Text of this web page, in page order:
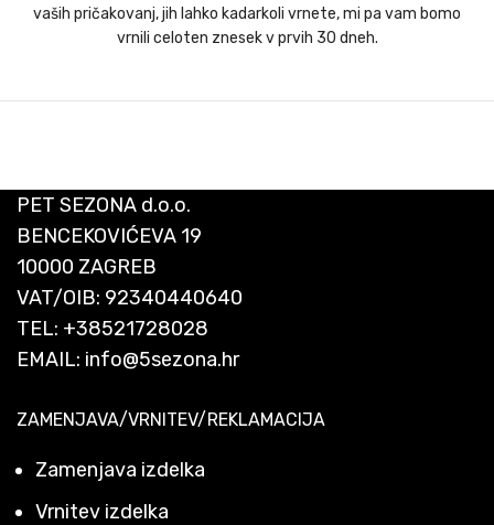
vaših pričakovanj, jih lahko kadarkoli vrnete, mi pa vam bomo
vrnili celoten znesek v prvih 30 dneh.
PET SEZONA d.o.o.
BENCEKOVIĆEVA 19
10000 ZAGREB
VAT/OIB: 92340440640
TEL: +38521728028
EMAIL: info@5sezona.hr
ZAMENJAVA/VRNITEV/REKLAMACIJA
Zamenjava izdelka
Vrnitev izdelka